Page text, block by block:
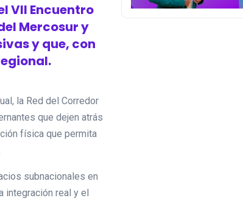
VII Encuentro
Mercosur y
y que, con
la Red del Corredor
que dejen atrás
física que permita
subnacionales en
integración real y el